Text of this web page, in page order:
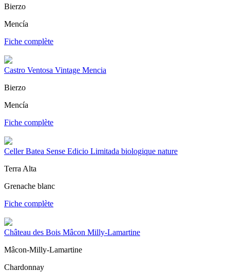
Bierzo
Mencía
Fiche complète
Castro Ventosa Vintage Mencia
Bierzo
Mencía
Fiche complète
Celler Batea Sense Edicio Limitada biologique nature
Terra Alta
Grenache blanc
Fiche complète
Château des Bois Mâcon Milly-Lamartine
Mâcon-Milly-Lamartine
Chardonnay